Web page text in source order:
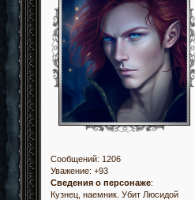
Сообщений: 1206
Уважение: +93
Сведения о персонаже:
Кузнец, наемник. Убит Люсидой